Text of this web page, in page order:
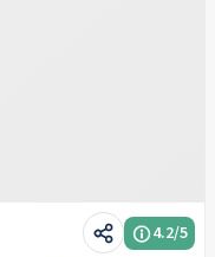
4.2/5